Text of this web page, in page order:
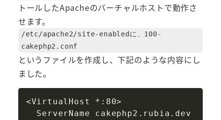
トールしたApacheのバーチャルホストで動作さ
せます。
/etc/apache2/site-enabledに、100-
cakephp2.conf
というファイルを作成し、下記のような内容にし
ました。
<VirtualHost *:80>
  ServerName cakephp2.rubia.dev